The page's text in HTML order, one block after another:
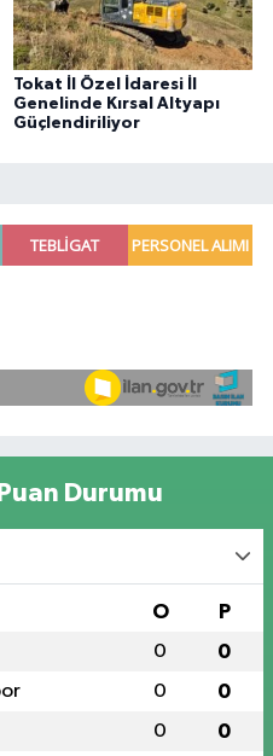
Tokat İl Özel İdaresi İl
Genelinde Kırsal Altyapı
Güçlendiriliyor
Durumu
O P
0 0
0 0
0 0